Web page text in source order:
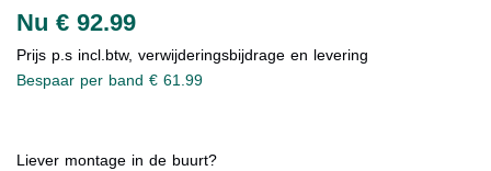
Nu € 92.99
Prijs p.s incl.btw, verwijderingsbijdrage en levering
Bespaar per band € 61.99
Liever montage in de buurt?